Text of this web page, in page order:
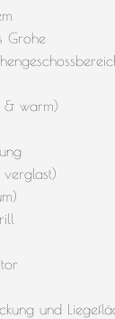
Grohe
& warm)
verglast)
und